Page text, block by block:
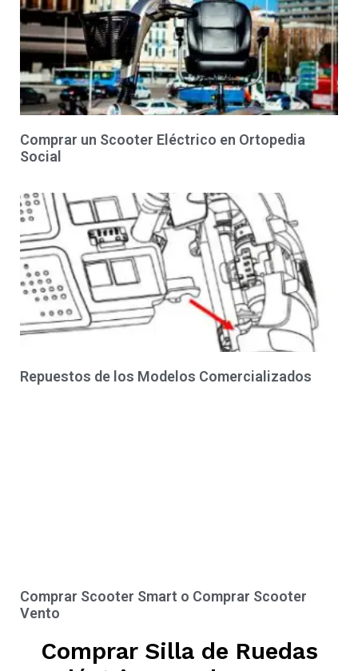
Comprar un Scooter Eléctrico en Ortopedia
Social
Repuestos de los Modelos Comercializados
Comprar Scooter Smart o Comprar Scooter
Vento
Comprar Silla de Ruedas